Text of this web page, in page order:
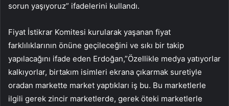
sorun yaşıyoruz” ifadelerini kullandı.
Fiyat İstikrar Komitesi kurularak yaşanan fiyat
farklılıklarının önüne geçileceğini ve sıkı bir takip
yapılacağını ifade eden Erdoğan,”Özellikle medya yatıyorlar
kalkıyorlar, birtakım isimleri ekrana çıkarmak suretiyle
oradan markette market yaptıkları iş bu. Bu marketlerle
ilgili gerek zincir marketlerde, gerek öteki marketlerle